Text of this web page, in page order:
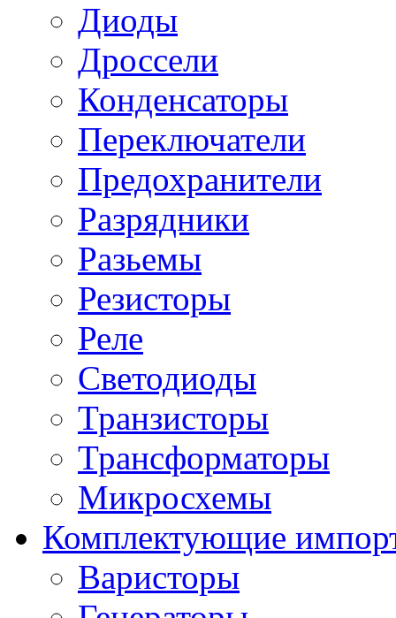
Диоды
Дроссели
Конденсаторы
Переключатели
Предохранители
Разрядники
Разьемы
Резисторы
Реле
Светодиоды
Транзисторы
Трансформаторы
Микросхемы
Комплектующие
Варисторы